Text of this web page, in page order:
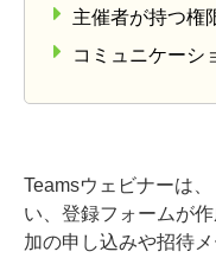
主催者が持つ権
コミュニケーシ
Teamsウェビナーは
い、登録フォームが
加の申し込みや招待